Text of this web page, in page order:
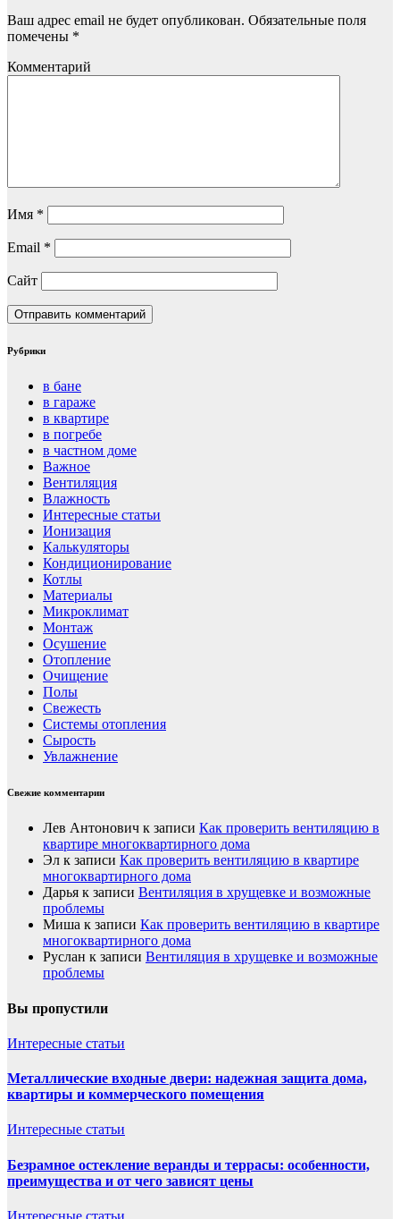
Ваш адрес email не будет опубликован. Обязательные поля
помечены *
Комментарий
Имя *
Email *
Сайт
Рубрики
в бане
в гараже
в квартире
в погребе
в частном доме
Важное
Вентиляция
Влажность
Интересные статьи
Ионизация
Калькуляторы
Кондиционирование
Котлы
Материалы
Микроклимат
Монтаж
Осушение
Отопление
Очищение
Полы
Свежесть
Системы отопления
Сырость
Увлажнение
Свежие комментарии
Лев Антонович к записи Как проверить вентиляцию в
квартире многоквартирного дома
Эл к записи Как проверить вентиляцию в квартире
многоквартирного дома
Дарья к записи Вентиляция в хрущевке и возможные
проблемы
Миша к записи Как проверить вентиляцию в квартире
многоквартирного дома
Руслан к записи Вентиляция в хрущевке и возможные
проблемы
Вы пропустили
Интересные статьи
Металлические входные двери: надежная защита дома,
квартиры и коммерческого помещения
Интересные статьи
Безрамное остекление веранды и террасы: особенности,
преимущества и от чего зависят цены
Интересные статьи